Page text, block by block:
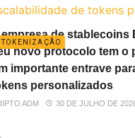
TOKENIZAÇÃO
empresa de stablecoins
novo protocolo tem o
importante entrave
personalizados
ADM 30 DE JULHO DE